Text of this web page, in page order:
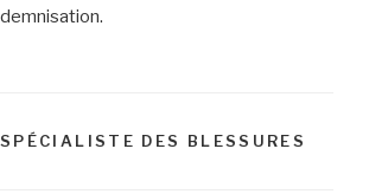
DES BLESSURES